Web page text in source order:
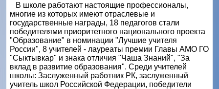
В школе работают настоящие профессионалы,
многие из которых имеют отраслевые и
государственные награды, 18 педагогов стали
победителями приоритетного национального проекта
"Образование" в номинации "Лучшие учителя
России", 8 учителей - лауреаты премии Главы АМО ГО
"Сыктывкар" и знака отличия "Чаша Знаний", "За
вклад в развитие образования". Среди учителей
школы: Заслуженный работник РК, заслуженный
учитель школ Российской Федерации, победители